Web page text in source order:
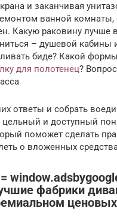
и заканчивая
ванной комнаты,
Какую раковину лучше
– душевой кабины
биде? Какой
для полотенец?
ответы и собрать
цельный и доступный
поможет сделать
о вложенных
фабрики
ценовых